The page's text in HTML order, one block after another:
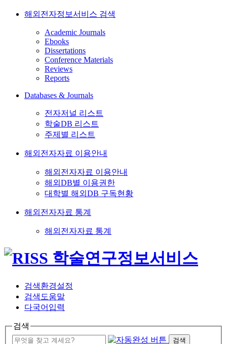
해외전자정보서비스 검색
Academic Journals
Ebooks
Dissertations
Conference Materials
Reviews
Reports
Databases & Journals
전자저널 리스트
학술DB 리스트
주제별 리스트
해외전자자료 이용안내
해외전자자료 이용안내
해외DB별 이용권한
대학별 해외DB 구독현황
해외전자자료 통계
해외전자자료 통계
검색환경설정
검색도움말
다국어입력
검색
검색